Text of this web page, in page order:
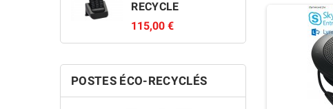
RECYCLE
115,00 €
POSTES ÉCO-RECYCLÉS